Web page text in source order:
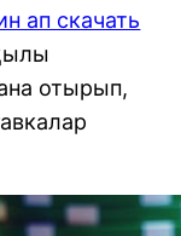
ап скачать
отырып,